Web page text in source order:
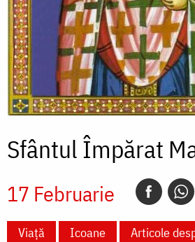
Sfântul Împărat
17 Februarie
Viață Icoane
Articole